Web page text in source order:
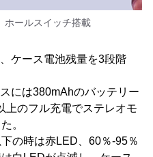
ホールスイッチ搭載
ケース電池残量を3段階
には380mAhのバッテリー
上のフル充電でステレオモ
。
の時は赤LED、60％-95％